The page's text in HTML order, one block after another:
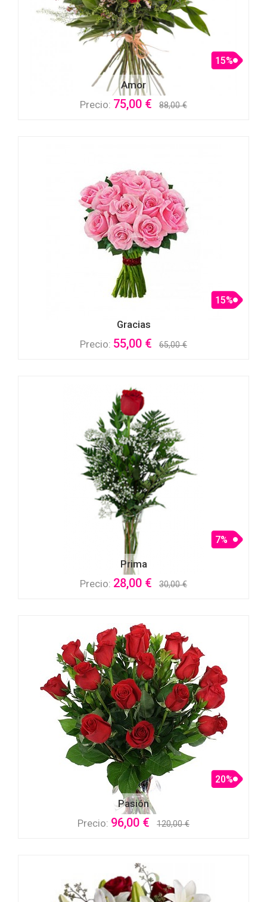
Amor
15%
Precio: 75,00 € 88,00 €
Gracias
15%
Precio: 55,00 € 65,00 €
Prima
7%
Precio: 28,00 € 30,00 €
Pasión
20%
Precio: 96,00 € 120,00 €